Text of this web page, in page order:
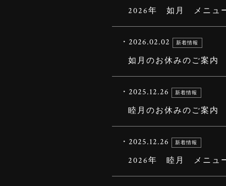
2026年 如月 メニュ
・2026.02.02 新着情報
如月のお休みのご案内
・2025.12.26 新着情報
睦月のお休みのご案内
・2025.12.26 新着情報
2026年 睦月 メニュ